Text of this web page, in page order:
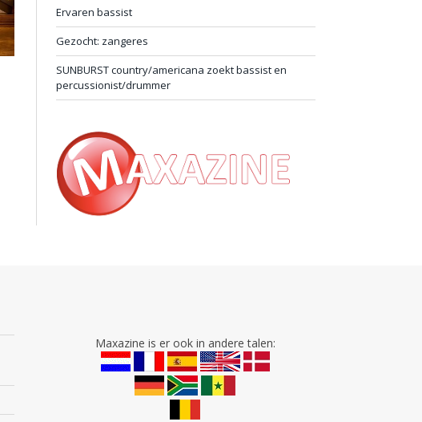
Ervaren bassist
Gezocht: zangeres
SUNBURST country/americana zoekt bassist en
percussionist/drummer
Maxazine is er ook in andere talen: